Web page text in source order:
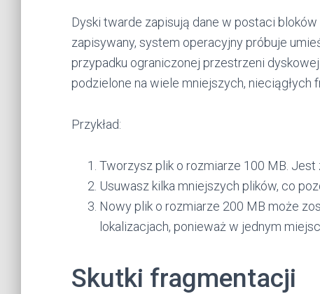
Dyski twarde zapisują dane w postaci
zapisywany, system operacyjny próbuje
przypadku ograniczonej przestrzeni
podzielone na wiele mniejszych, nieciągłych
Przykład:
Tworzysz plik o rozmiarze 100 MB.
Usuwasz kilka mniejszych plików, co
Nowy plik o rozmiarze 200 MB może
lokalizacjach, ponieważ w jednym
Skutki fragmentacji